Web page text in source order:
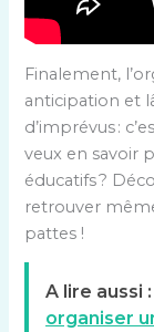
Finalement,
anticipation et
d’imprévus :
veux en savoir
éducatifs ?
retrouver
pattes !
A lire aussi :
organiser